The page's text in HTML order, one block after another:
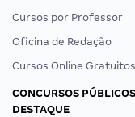
Cursos por Professor
Oficina de Redação
Cursos Online Gratuitos
CONCURSOS
DESTAQUE